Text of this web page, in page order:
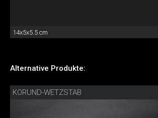
14x5x5.5 cm
Alternative Produkte:
KORUND-WETZSTAB